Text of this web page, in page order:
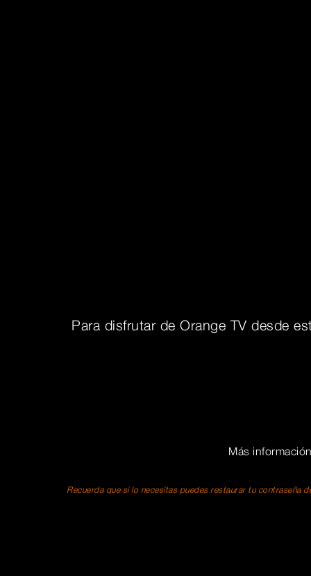
Para disfrutar de Orange TV desde
Más
Recuerda que si lo necesitas puedes restaurar tu contraseña